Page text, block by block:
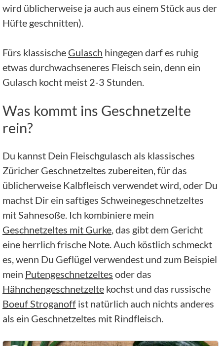
wird üblicherweise ja auch aus einem Stück aus der
Hüfte geschnitten).
Fürs klassische Gulasch hingegen darf es ruhig
etwas durchwachseneres Fleisch sein, denn ein
Gulasch kocht meist 2-3 Stunden.
Was kommt ins Geschnetzelte
rein?
Du kannst Dein Fleischgulasch als klassisches
Züricher Geschnetzeltes zubereiten, für das
üblicherweise Kalbfleisch verwendet wird, oder Du
machst Dir ein saftiges Schweinegeschnetzeltes
mit Sahnesoße. Ich kombiniere mein
Geschnetzeltes mit Gurke, das gibt dem Gericht
eine herrlich frische Note. Auch köstlich schmeckt
es, wenn Du Geflügel verwendest und zum Beispiel
mein Putengeschnetzeltes oder das
Hähnchengeschnetzelte kochst und das russische
Boeuf Stroganoff ist natürlich auch nichts anderes
als ein Geschnetzeltes mit Rindfleisch.